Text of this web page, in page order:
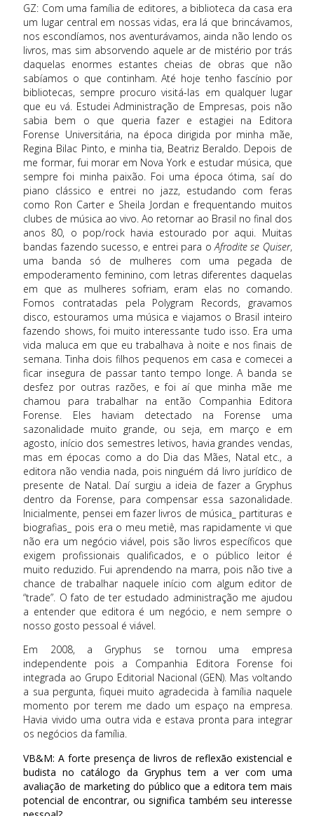
GZ: Com uma família de editores, a biblioteca da casa era
um lugar central em nossas vidas, era lá que brincávamos,
nos escondíamos, nos aventurávamos, ainda não lendo os
livros, mas sim absorvendo aquele ar de mistério por trás
daquelas enormes estantes cheias de obras que não
sabíamos o que continham. Até hoje tenho fascínio por
bibliotecas, sempre procuro visitá-las em qualquer lugar
que eu vá. Estudei Administração de Empresas, pois não
sabia bem o que queria fazer e estagiei na Editora
Forense Universitária, na época dirigida por minha mãe,
Regina Bilac Pinto, e minha tia, Beatriz Beraldo. Depois de
me formar, fui morar em Nova York e estudar música, que
sempre foi minha paixão. Foi uma época ótima, saí do
piano clássico e entrei no jazz, estudando com feras
como Ron Carter e Sheila Jordan e frequentando muitos
clubes de música ao vivo. Ao retornar ao Brasil no final dos
anos 80, o pop/rock havia estourado por aqui. Muitas
bandas fazendo sucesso, e entrei para oAfrodite se Quiser,
uma banda só de mulheres com uma pegada de
empoderamento feminino, com letras diferentes daquelas
em que as mulheres sofriam, eram elas no comando.
Fomos contratadas pela Polygram Records, gravamos
disco, estouramos uma música e viajamos o Brasil inteiro
fazendo shows, foi muito interessante tudo isso. Era uma
vida maluca em que eu trabalhava à noite e nos finais de
semana. Tinha dois filhos pequenos em casa e comecei a
ficar insegura de passar tanto tempo longe. A banda se
desfez por outras razões, e foi aí que minha mãe me
chamou para trabalhar na então Companhia Editora
Forense. Eles haviam detectado na Forense uma
sazonalidade muito grande, ou seja, em março e em
agosto, início dos semestres letivos, havia grandes vendas,
mas em épocas como a do Dia das Mães, Natal etc., a
editora não vendia nada, pois ninguém dá livro jurídico de
presente de Natal. Daí surgiu a ideia de fazer a Gryphus
dentro da Forense, para compensar essa sazonalidade.
Inicialmente, pensei em fazer livros de música_ partituras e
biografias_ pois era o meu metiê, mas rapidamente vi que
não era um negócio viável, pois são livros específicos que
exigem profissionais qualificados, e o público leitor é
muito reduzido. Fui aprendendo na marra, pois não tive a
chance de trabalhar naquele início com algum editor de
“trade”. O fato de ter estudado administração me ajudou
a entender que editora é um negócio, e nem sempre o
nosso gosto pessoal é viável.
Em 2008, a Gryphus se tornou uma empresa
independente pois a Companhia Editora Forense foi
integrada ao Grupo Editorial Nacional (GEN). Mas voltando
a sua pergunta, fiquei muito agradecida à família naquele
momento por terem me dado um espaço na empresa.
Havia vivido uma outra vida e estava pronta para integrar
os negócios da família.
VB&M: A forte presença de livros de reflexão existencial e
budista no catálogo da Gryphus tem a ver com uma
avaliação de marketing do público que a editora tem mais
potencial de encontrar, ou significa também seu interesse